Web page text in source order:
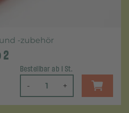
-zubehör
Bestellbar ab 1 St.
- +